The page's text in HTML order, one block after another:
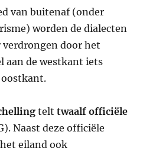
van buitenaf (onder
worden de dialecten
verdrongen door het
aan de westkant iets
oostkant.
telttwaalf officiële
Naast deze officiële
eiland ook